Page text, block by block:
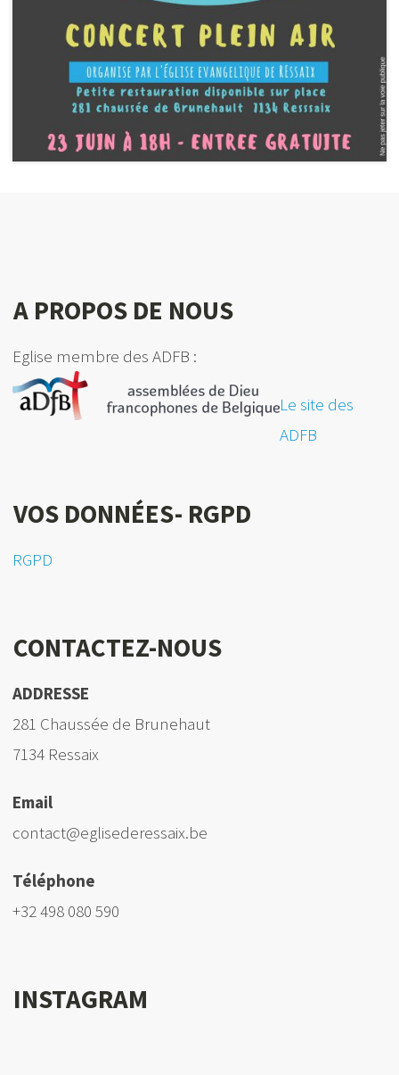
A PROPOS DE NOUS
Eglise membre des ADFB :
Le site des
ADFB
VOS DONNÉES- RGPD
RGPD
CONTACTEZ-NOUS
ADDRESSE
281 Chaussée de Brunehaut
7134 Ressaix
Email
contact@eglisederessaix.be
Téléphone
+32 498 080 590
INSTAGRAM